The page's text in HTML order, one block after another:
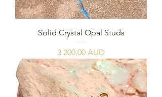
Solid Crystal Opal Studs
Pris
3 200,00 AUD